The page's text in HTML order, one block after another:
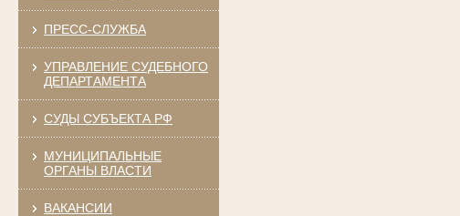
ПРЕСС-СЛУЖБА
УПРАВЛЕНИЕ СУДЕБНОГО
ДЕПАРТАМЕНТА
СУДЫ СУБЪЕКТА РФ
МУНИЦИПАЛЬНЫЕ
ОРГАНЫ ВЛАСТИ
ВАКАНСИИ